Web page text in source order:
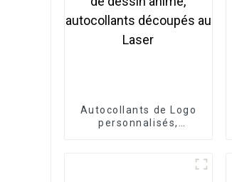
Autocollants de Logo
personnalisés,